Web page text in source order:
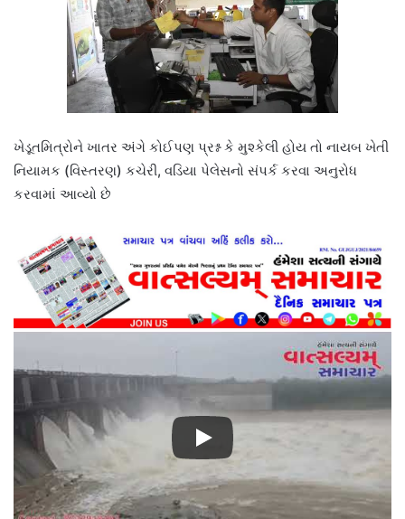
ખેડૂતમિત્રોને ખાતર અંગે કોઈપણ પ્રશ્ન કે મુશ્કેલી હોય તો નાયબ ખેતી
નિયામક (વિસ્તરણ) કચેરી, વડિયા પેલેસનો સંપર્ક કરવા અનુરોધ
કરવામાં આવ્યો છે